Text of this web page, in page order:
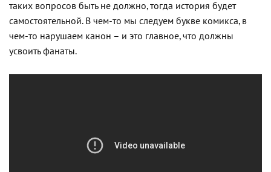
таких вопросов быть не должно, тогда история будет
самостоятельной. В чем-то мы следуем букве комикса, в
чем-то нарушаем канон – и это главное, что должны
усвоить фанаты.